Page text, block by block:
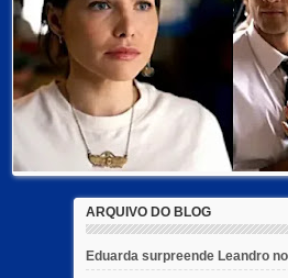
ARQUIVO DO BLOG
Eduarda surpreende Leandro